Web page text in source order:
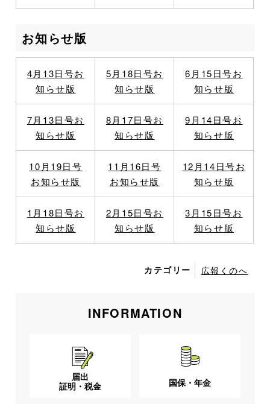
お知らせ版
4月13日号お
知らせ版
5月18日号お
知らせ版
6月15日号お
知らせ版
7月13日号お
知らせ版
8月17日号お
知らせ版
9月14日号お
知らせ版
10月19日号
お知らせ版
11月16日号
お知らせ版
12月14日号お
知らせ版
1月18日号お
知らせ版
2月15日号お
知らせ版
3月15日号お
知らせ版
カテゴリー 広報くのへ
INFORMATION
届出
証明・税金
国保・年金